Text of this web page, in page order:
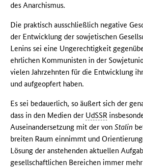
des Anarchismus.
Die praktisch ausschließlich negative
der Entwicklung der sowjetischen
Lenins sei eine Ungerechtigkeit
ehrlichen Kommunisten in der
vielen Jahrzehnten für die Entwicklung
und aufgeopfert haben.
Es sei bedauerlich, so äußert sich der
dass in den Medien der UdSSR
Auseinandersetzung mit der vonStalin
breiten Raum einnimmt und
Lösung der anstehenden aktuellen
gesellschaftlichen Bereichen immer